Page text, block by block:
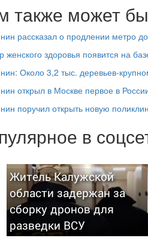
также может
рассказал о продлении метро
женского здоровья появится на
Около 3,2 тыс. деревьев-
открыл в Москве первое в
поручил открыть новую
в
Житель Калужской
области задержан за
сборку дронов для
разведки ВСУ